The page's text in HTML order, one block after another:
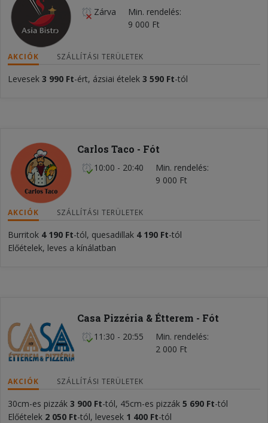
Zárva
Min. rendelés
9 000 Ft
AKCIÓK SZÁLLÍTÁSI TERÜLETEK
Levesek 3 990 Ft-ért, ázsiai ételek 3 590 Ft-tól
Carlos Taco - Fót
10:00 - 20:40
Min. rendelés
9 000 Ft
AKCIÓK SZÁLLÍTÁSI TERÜLETEK
Burritok 4 190 Ft-tól, quesadillak 4 190 Ft-tól
Előételek, leves a kínálatban
Casa Pizzéria & Étterem - Fót
11:30 - 20:55
Min. rendelés
2 000 Ft
AKCIÓK SZÁLLÍTÁSI TERÜLETEK
30cm-es pizzák 3 900 Ft-tól, 45cm-es pizzák 5 690 Ft-tól
Előételek 2 050 Ft-tól, levesek 1 400 Ft-tól